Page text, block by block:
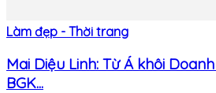
Làm đẹp - Thời trang
Mai Diệu Linh: Từ Á khôi
BGK...